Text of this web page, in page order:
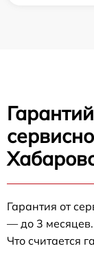
Гарантия от
— до 3 месяцев.
Что считается